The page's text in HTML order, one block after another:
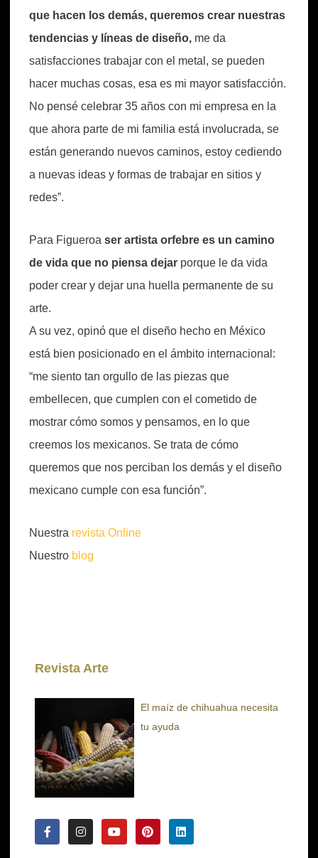
que hacen los demás, queremos crear nuestras
tendencias y líneas de diseño, me da
satisfacciones trabajar con el metal, se pueden
hacer muchas cosas, esa es mi mayor satisfacción.
No pensé celebrar 35 años con mi empresa en la
que ahora parte de mi familia está involucrada, se
están generando nuevos caminos, estoy cediendo
a nuevas ideas y formas de trabajar en sitios y
redes”.
Para Figueroa ser artista orfebre es un camino
de vida que no piensa dejar porque le da vida
poder crear y dejar una huella permanente de su
arte.
A su vez, opinó que el diseño hecho en México
está bien posicionado en el ámbito internacional:
“me siento tan orgullo de las piezas que
embellecen, que cumplen con el cometido de
mostrar cómo somos y pensamos, en lo que
creemos los mexicanos. Se trata de cómo
queremos que nos perciban los demás y el diseño
mexicano cumple con esa función”.
Nuestra revista Online
Nuestro blog
Revista Arte
El maíz de chihuahua necesita
tu ayuda
c
e
b
s
t
a
u
t
u
n
t
e
n
k
e